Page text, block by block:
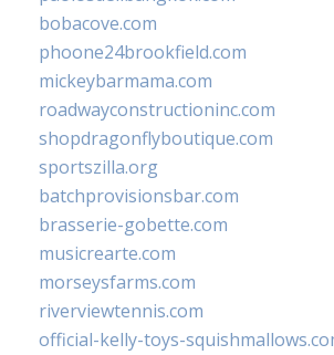
bobacove.com
phoone24brookfield.com
mickeybarmama.com
roadwayconstructioninc.com
shopdragonflyboutique.com
sportszilla.org
batchprovisionsbar.com
brasserie-gobette.com
musicrearte.com
morseysfarms.com
riverviewtennis.com
official-kelly-toys-